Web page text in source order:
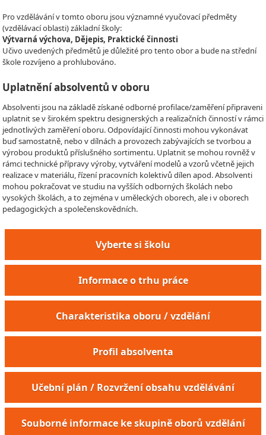
Pro vzdělávání v tomto oboru jsou významné vyučovací předměty
(vzdělávací oblasti) základní školy:
Výtvarná výchova, Dějepis, Praktické činnosti
Učivo uvedených předmětů je důležité pro tento obor a bude na střední
škole rozvíjeno a prohlubováno.
Uplatnění absolventů v oboru
Absolventi jsou na základě získané odborné profilace/zaměření připraveni
uplatnit se v širokém spektru designerských a realizačních činností v rámci
jednotlivých zaměření oboru. Odpovídající činnosti mohou vykonávat
buď samostatně, nebo v dílnách a provozech zabývajících se tvorbou a
výrobou produktů příslušného sortimentu. Uplatnit se mohou rovněž v
rámci technické přípravy výroby, vytváření modelů a vzorů včetně jejich
realizace v materiálu, řízení pracovních kolektivů dílen apod. Absolventi
mohou pokračovat ve studiu na vyšších odborných školách nebo
vysokých školách, a to zejména v uměleckých oborech, ale i v oborech
pedagogických a společenskovědních.
Vyberte si školu
Informace o trhu práce
Charakteristika oboru / vzdělání
Profil absolventa
Učební plán / Rozvržení obsahu vzdělávání
Souborné informace ke skupině oborů vzdělání